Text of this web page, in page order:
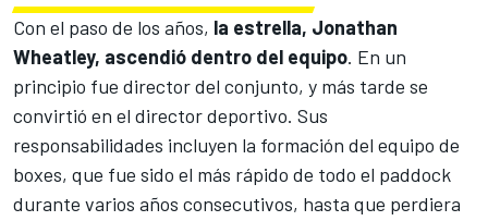
Con el paso de los años, la estrella, Jonathan
Wheatley, ascendió dentro del equipo. En un
principio fue director del conjunto, y más tarde se
convirtió en el director deportivo. Sus
responsabilidades incluyen la formación del equipo de
boxes, que fue sido el más rápido de todo el paddock
durante varios años consecutivos, hasta que perdiera